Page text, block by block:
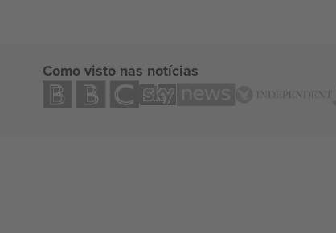
Como visto nas notícias